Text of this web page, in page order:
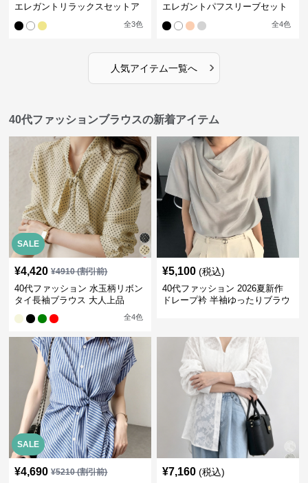
エレガントリラックスセットア
全3色
エレガントパフスリーブセット
全4色
人気アイテム一覧へ ›
40代ファッションブラウスの新着アイテム
SALE
¥4,420 ¥4910(割引前)
40代ファッション 水玉柄リボン
タイ長袖ブラウス 大人上品
全4色
¥5,100 (税込)
40代ファッション 2026夏新作
ドレープ衿 半袖ゆったりブラウ
SALE
¥4,690 ¥5210(割引前) ¥7,160 (税込)